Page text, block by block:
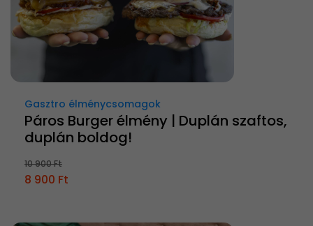
Gasztro élménycsomagok
Páros Burger élmény | Duplán szaftos,
duplán boldog!
10 900 Ft
8 900 Ft